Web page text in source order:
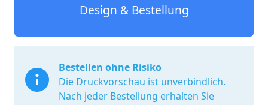
Design & Bestellung
Bestellen ohne Risiko
Die Druckvorschau ist unverbindlich.
Nach jeder Bestellung erhalten Sie